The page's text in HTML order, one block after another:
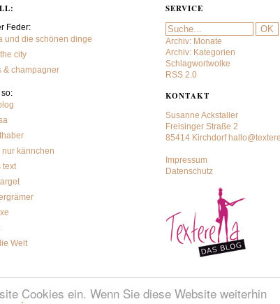
Cookies ein. Wenn Sie diese Website weiterhin
Feder:
und die schönen dinge
city
& champagner
kännchen
text
Welt
SERVICE
Archiv: Monate
Archiv: Kategorien
Schlagwortwolke
RSS 2.0
KONTAKT
Susanne Ackstaller
Freisinger Straße 2
85414 Kirchdorf
Impressum
Datenschutz